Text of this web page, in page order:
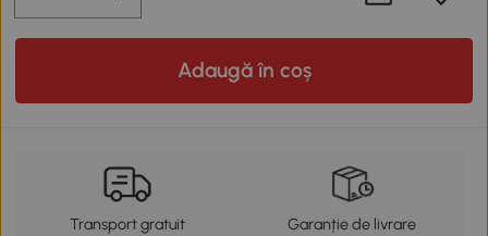
Adaugă în coș
Transport gratuit Garanție de livrare